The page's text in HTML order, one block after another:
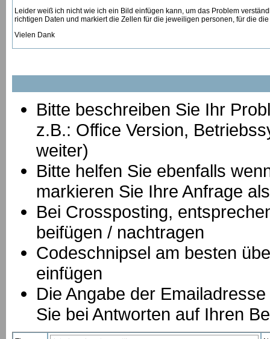
Leider weiß ich nicht wie ich ein Bild einfügen kann, um das Problem
richtigen Daten und markiert die Zellen für die jeweiligen personen, für die
Vielen Dank
Bitte beschreiben Sie Ihr
z.B.: Office Version,
weiter)
Bitte helfen Sie ebenfalls
markieren Sie Ihre Anfrage
Bei Crossposting,
beifügen / nachtragen
Codeschnipsel am besten
einfügen
Die Angabe der
Sie bei Antworten auf Ihren